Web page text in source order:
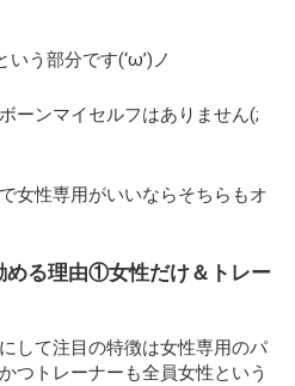
いう部分です(‘ω’)ノ
ーンマイセルフはありません(;
女性専用がいいならそちらもオ
める理由①女性だけ＆トレー
して注目の特徴は女性専用のパ
つトレーナーも全員女性という